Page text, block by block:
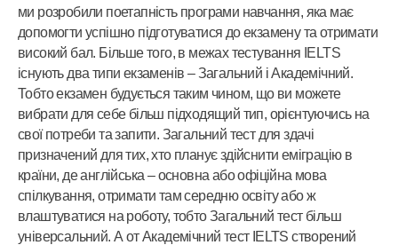
ми розробили поетапність програми навчання, яка має
допомогти успішно підготуватися до екзамену та отримати
високий бал. Більше того, в межах тестування IELTS
існують два типи екзаменів – Загальний і Академічний.
Тобто екзамен будується таким чином, що ви можете
вибрати для себе більш підходящий тип, орієнтуючись на
свої потреби та запити. Загальний тест для здачі
призначений для тих, хто планує здійснити еміграцію в
країни, де англійська – основна або офіційна мова
спілкування, отримати там середню освіту або ж
влаштуватися на роботу, тобто Загальний тест більш
універсальний. А от Академічний тест IELTS створений